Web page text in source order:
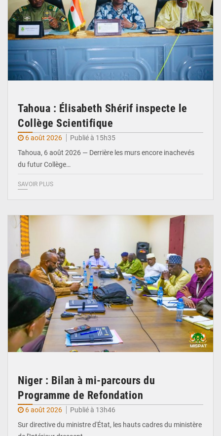
Tahoua : Élisabeth Shérif inspecte le
Collège Scientifique
6 août 2026
Publié à 15h35
Tahoua, 6 août 2026 — Derrière les murs encore inachevés
du futur Collège…
SAVOIR PLUS
Niger : Bilan à mi-parcours du
Programme de Refondation
6 août 2026
Publié à 13h46
Sur directive du ministre d'État, les hauts cadres du ministère